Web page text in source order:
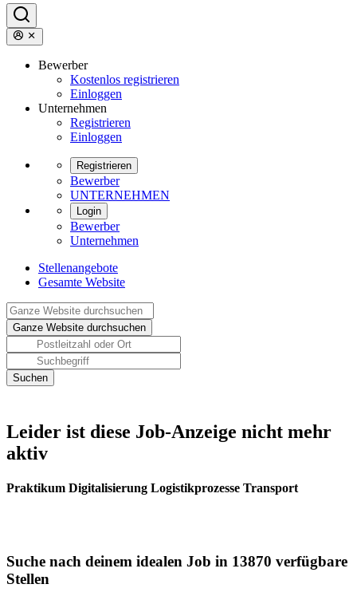
Bewerber
Kostenlos registrieren
Einloggen
Unternehmen
Registrieren
Einloggen
Registrieren
Bewerber
UNTERNEHMEN
Login
Bewerber
Unternehmen
Stellenangebote
Gesamte Website
Leider ist diese Job-Anzeige nicht mehr
aktiv
Praktikum Digitalisierung Logistikprozesse Transport
Suche nach deinem idealen Job in 13870 verfügbare
Stellen